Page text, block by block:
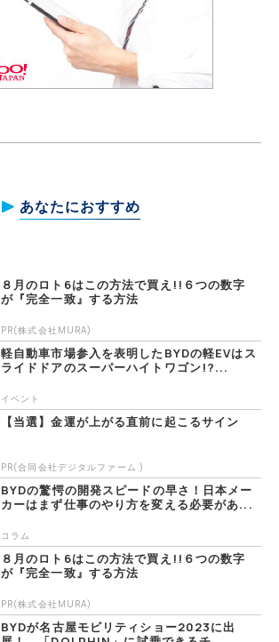
あなたにおすすめ
８月のロト6はこの方法で買え!!６つの数字
が『完全一致』する方法
PR(株式会社MURA)
軽自動車市場参入を表明したBYDの軽EVはス
ライドドアのスーパーハイトワゴン!?...
イベント
【当選】金運が上がる直前に起こるサイン
PR(合同会社デジタルファーム )
BYDの驚愕の開発スピードの早さ！日本メー
カーはまず仕事のやり方を変える必要があ...
コラム
８月のロト6はこの方法で買え!!６つの数字
が『完全一致』する方法
PR(株式会社MURA)
BYDが名古屋モビリティショー2023に出